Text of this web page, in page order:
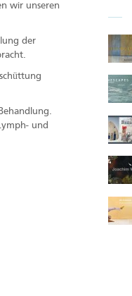
wir unseren
der
und